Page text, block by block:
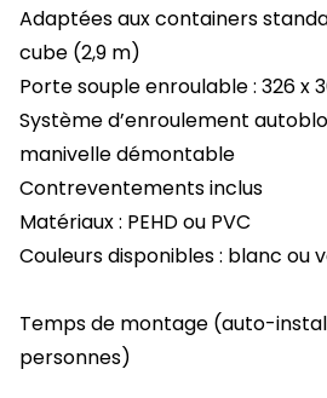
Adaptées aux containers
cube (2,9 m)
Porte souple enroulable : 326 x
Système d’enroulement
manivelle démontable
Contreventements inclus
Matériaux : PEHD ou PVC
Couleurs disponibles : blanc ou
Temps de montage (auto-
personnes)